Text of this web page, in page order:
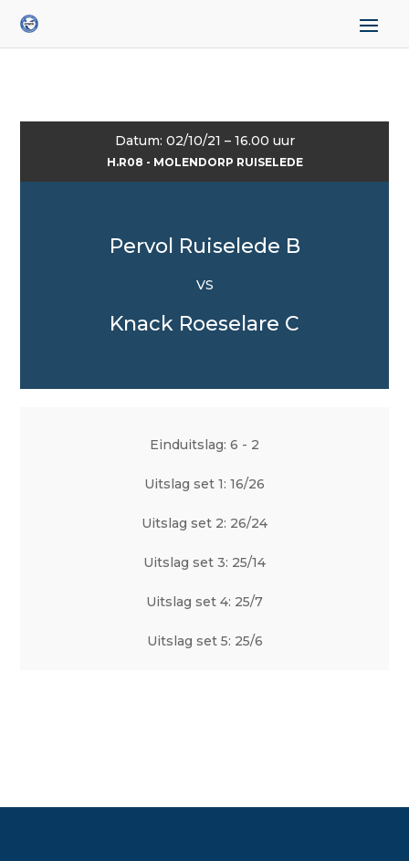
Datum: 02/10/21 – 16.00 uur
H.R08 - MOLENDORP RUISELEDE
Pervol Ruiselede B
VS
Knack Roeselare C
Einduitslag: 6 - 2
Uitslag set 1: 16/26
Uitslag set 2: 26/24
Uitslag set 3: 25/14
Uitslag set 4: 25/7
Uitslag set 5: 25/6